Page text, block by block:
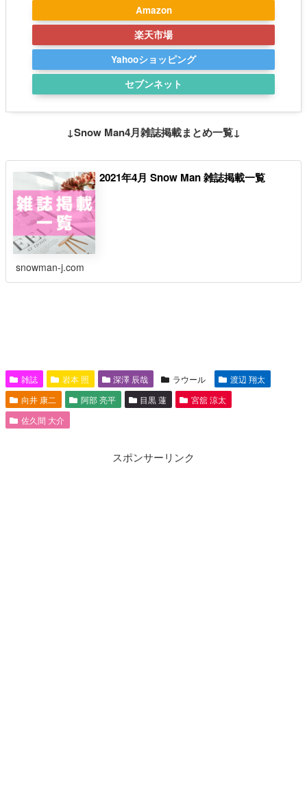
Amazon
楽天市場
Yahooショッピング
セブンネット
↓Snow Man4月雑誌掲載まとめ一覧↓
2021年4月 Snow Man 雑誌掲載一覧
snowman-j.com
雑誌 岩本 照 深澤 辰哉 ラウール
渡辺 翔太
向井 康二
阿部 亮平 目黒 蓮
宮舘 涼太
佐久間 大介
スポンサーリンク